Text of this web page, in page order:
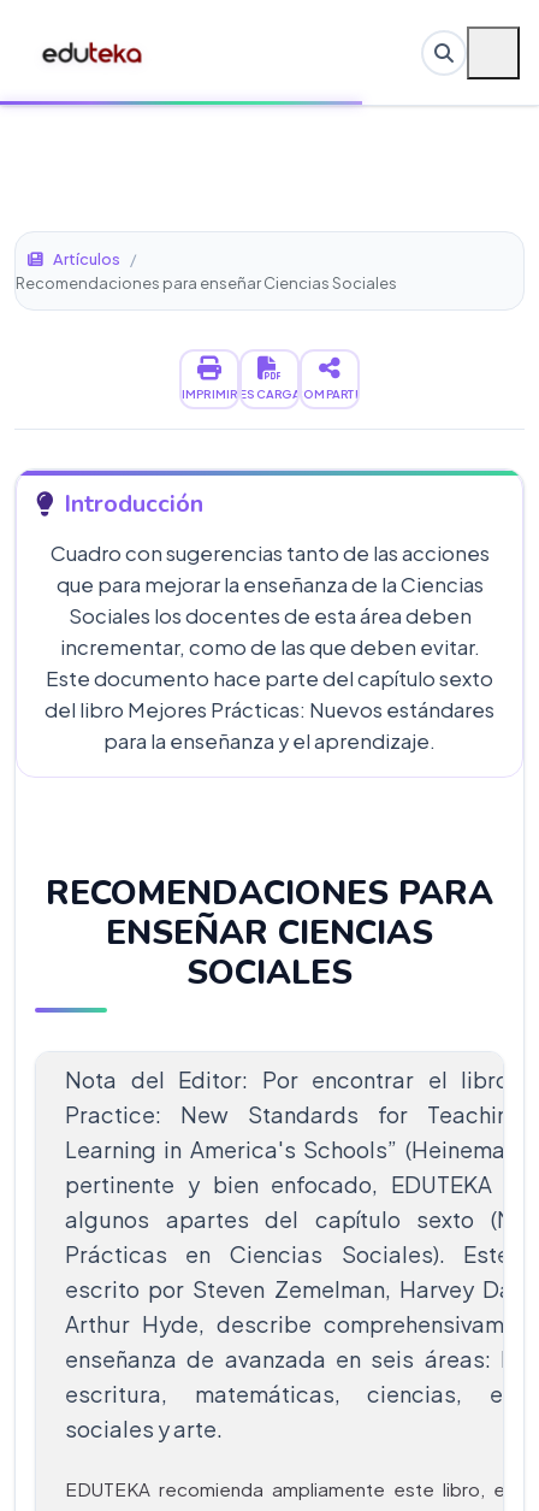
Artículos
/
Recomendaciones para enseñar Ciencias Sociales
IMPRIMIRDESCARGARCOMPARTIR
Introducción
Cuadro con sugerencias tanto de las acciones
que para mejorar la enseñanza de la Ciencias
Sociales los docentes de esta área deben
incrementar, como de las que deben evitar.
Este documento hace parte del capítulo sexto
del libro Mejores Prácticas: Nuevos estándares
para la enseñanza y el aprendizaje.
RECOMENDACIONES PARA
ENSEÑAR CIENCIAS
SOCIALES
Nota del Editor: Por encontrar el libro
Practice: New Standards for Teaching
Learning in America's Schools” (Heineman,
pertinente y bien enfocado, EDUTEKA
algunos apartes del capítulo sexto
Prácticas en Ciencias Sociales). Este
escrito por Steven Zemelman, Harvey
Arthur Hyde, describe
enseñanza de avanzada en seis áreas:
escritura, matemáticas, ciencias,
sociales y arte.
EDUTEKA recomienda ampliamente este libro, el